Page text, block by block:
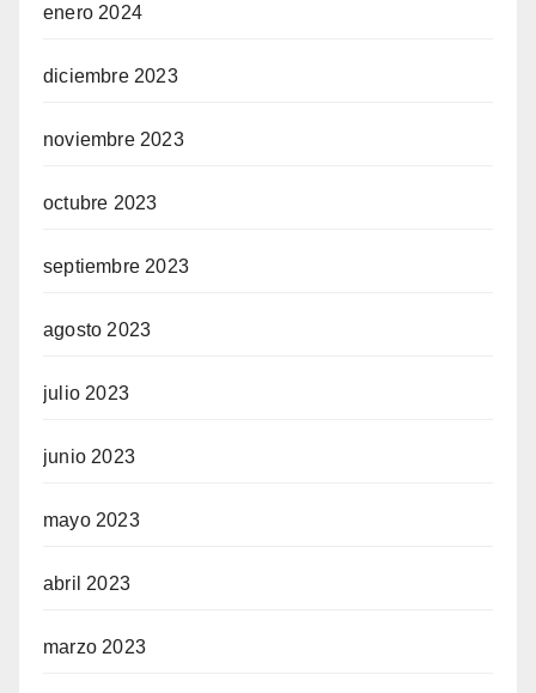
enero 2024
diciembre 2023
noviembre 2023
octubre 2023
septiembre 2023
agosto 2023
julio 2023
junio 2023
mayo 2023
abril 2023
marzo 2023